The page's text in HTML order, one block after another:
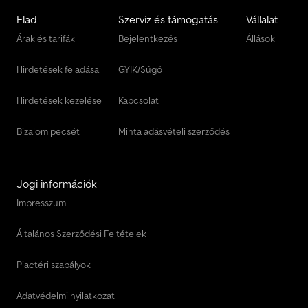
Elad
Árak és tarifák
Hirdetések feladása
Hirdetések kezelése
Bizalom pecsét
Szerviz és támogatás
Bejelentkezés
GYIK/Súgó
Kapcsolat
Minta adásvételi szerződés
Vállalat
Állások
Jogi információk
Impresszum
Általános Szerződési Feltételek
Piactéri szabályok
Adatvédelmi nyilatkozat